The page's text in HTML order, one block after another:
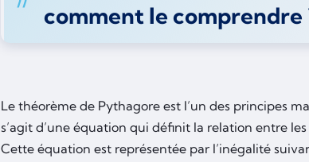
comment le comprendre
Le théorème de Pythagore est l’un des principes
s’agit d’une équation qui définit la relation entre
Cette équation est représentée par l’inégalité